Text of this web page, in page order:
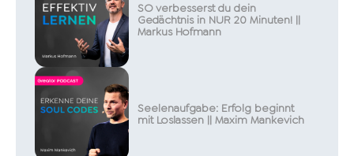
SO verbesserst du dein
Gedächtnis in NUR 20 Minuten! ||
Markus Hofmann
Seelenaufgabe: Erfolg beginnt
mit Loslassen || Maxim Mankevich